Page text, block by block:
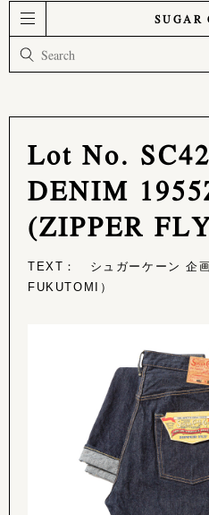
SUGAR
Lot No.
DENIM
(ZIPPER
TEXT： シュガーケーン 企
FUKUTOMI）